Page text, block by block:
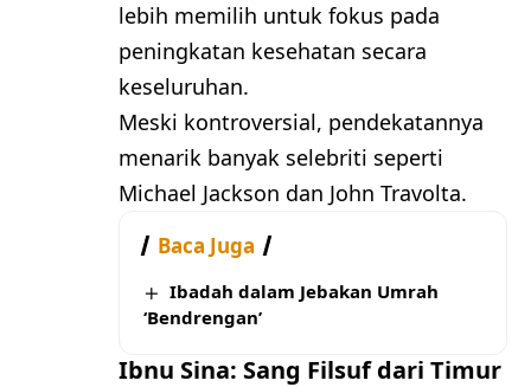
lebih memilih untuk fokus pada
peningkatan kesehatan secara
keseluruhan.
Meski kontroversial, pendekatannya
menarik banyak selebriti seperti
Michael Jackson dan John Travolta.
Baca Juga
Ibadah dalam Jebakan Umrah
‘Bendrengan’
Ibnu Sina: Sang Filsuf dari Timur